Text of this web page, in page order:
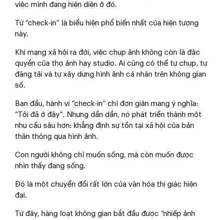
việc mình đang hiện diện ở đó.
Từ “check-in” là biểu hiện phổ biến nhất của hiện tượng
này.
Khi mạng xã hội ra đời, việc chụp ảnh không còn là đặc
quyền của thợ ảnh hay studio. Ai cũng có thể tự chụp, tự
đăng tải và tự xây dựng hình ảnh cá nhân trên không gian
số.
Ban đầu, hành vi “check-in” chỉ đơn giản mang ý nghĩa:
“Tôi đã ở đây”. Nhưng dần dần, nó phát triển thành một
nhu cầu sâu hơn: khẳng định sự tồn tại xã hội của bản
thân thông qua hình ảnh.
Con người không chỉ muốn sống, mà còn muốn được
nhìn thấy đang sống.
Đó là một chuyển đổi rất lớn của văn hóa thị giác hiện
đại.
Từ đây, hàng loạt không gian bắt đầu được “nhiếp ảnh